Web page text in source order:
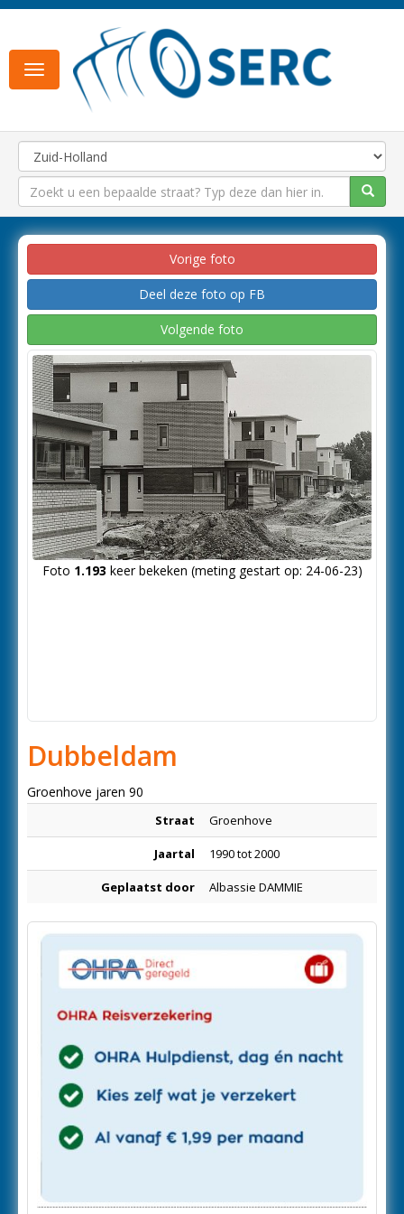
Toggle
navigation
Vorige foto
Deel deze foto op FB
Volgende foto
Foto 1.193 keer bekeken (meting gestart op: 24-06-23)
Dubbeldam
Groenhove jaren 90
Straat Groenhove
Jaartal 1990 tot 2000
Geplaatst door Albassie DAMMIE